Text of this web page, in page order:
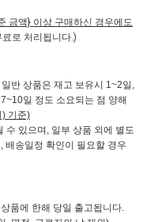
금액} 이상 구매하신 경우에도
로 처리됩니다.)
반 상품은 재고 보유시 1~2일,
일 정도 소요되는 점 양해
) 기준)
있으며, 일부 상품 외에 별도
배송일정 확인이 필요할 경우
품에 한해 당일 출고됩니다.